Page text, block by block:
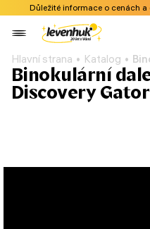
Důležité informace o cenách
Hlavní strana Katalog
Binokulární
Discovery